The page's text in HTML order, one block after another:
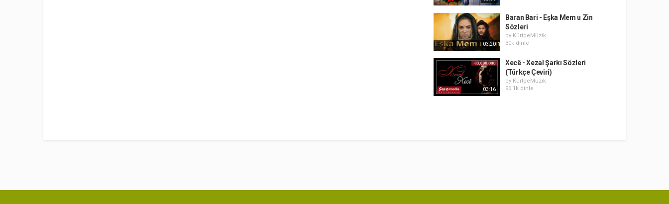
03:20
Baran Bari - Eşka Mem u Zin
Sözleri
by KürtçeMüzik
30k dinle
03:16
Xecê - Xezal Şarkı Sözleri
(Türkçe Çeviri)
by KürtçeMüzik
96.1k dinle